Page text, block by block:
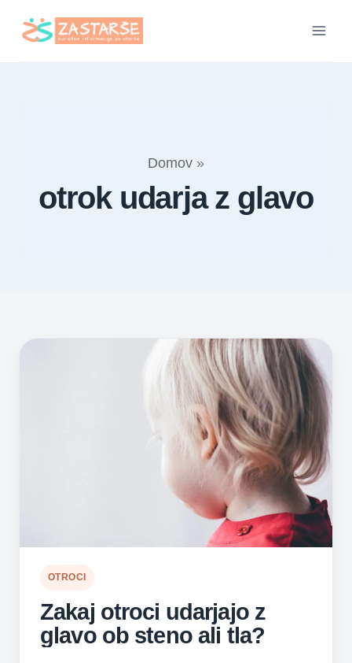
Domov »
otrok udarja z glavo
OTROCI
Zakaj otroci udarjajo z
glavo ob steno ali tla?